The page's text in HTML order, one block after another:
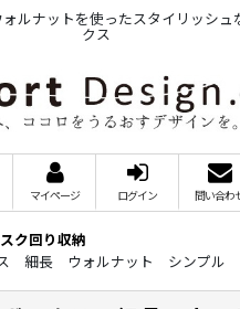
ルナットを使ったスタイリッシュ
クス
マイページ ログイン 問い合わ
ク回り収納
ス 細長 ウォルナット シンプル